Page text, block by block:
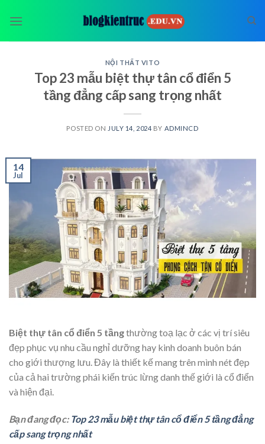
NỘI THẤT VITO
Top 23 mẫu biệt thự tân cổ điển 5
tầng đẳng cấp sang trọng nhất
POSTED ON JULY 14, 2024 BY ADMINCD
14
Jul
Biệt thự tân cổ điển 5 tầngthường toạ lạc ở các vị trí siêu
đẹp phục vụ nhu cầu nghỉ dưỡng hay kinh doanh buôn bán
cho giới thượng lưu. Đây là thiết kế mang trên mình nét đẹp
của cả hai trường phái kiến trúc lừng danh thế giới là cổ điển
và hiện đại.
Bạn đang đọc: Top 23 mẫu biệt thự tân cổ điển 5 tầng đẳng
cấp sang trọng nhất